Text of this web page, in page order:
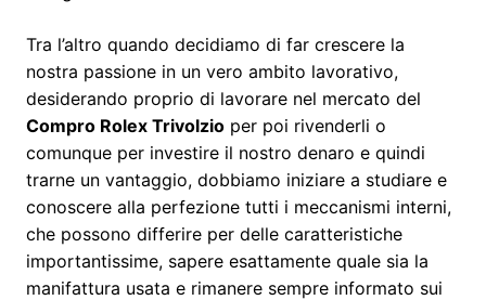
Tra l’altro quando decidiamo di far crescere la
nostra passione in un vero ambito lavorativo,
desiderando proprio di lavorare nel mercato del
Compro Rolex Trivolzio per poi rivenderli o
comunque per investire il nostro denaro e quindi
trarne un vantaggio, dobbiamo iniziare a studiare e
conoscere alla perfezione tutti i meccanismi interni,
che possono differire per delle caratteristiche
importantissime, sapere esattamente quale sia la
manifattura usata e rimanere sempre informato sui